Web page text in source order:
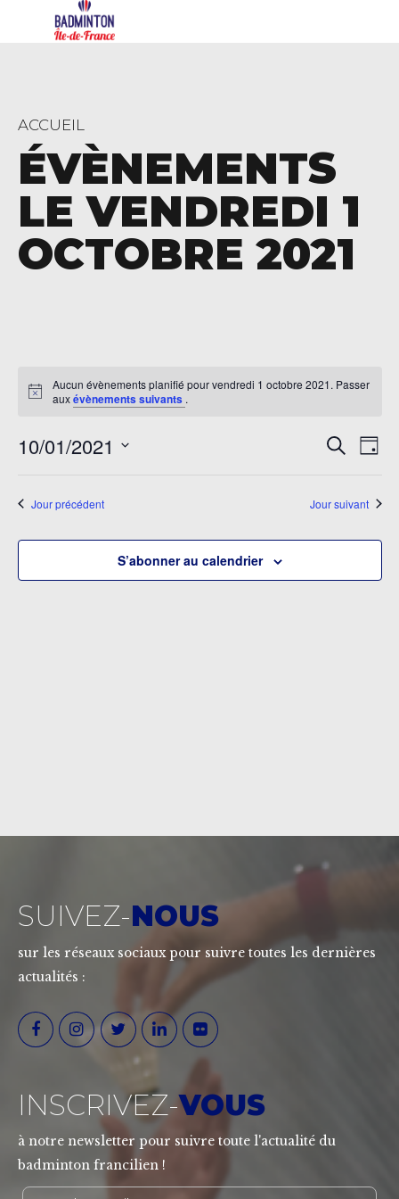
ACCUEIL
ÉVÈNEMENTS
LE VENDREDI 1
OCTOBRE 2021
Aucun évènements planifié pour vendredi 1 octobre 2021. Passer
auxévènements suivants .
de
vues
Jour
10/01/2021
date.
Jour précédent Jour suivant
S’abonner au calendrier
SUIVEZ-NOUS
sur les réseaux sociaux pour suivre toutes les dernières
actualités :
INSCRIVEZ-VOUS
à notre newsletter pour suivre toute l'actualité du
badminton francilien !